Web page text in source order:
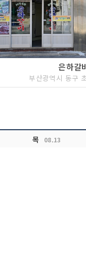
은하갈
부산광역시 동구
목 08.13